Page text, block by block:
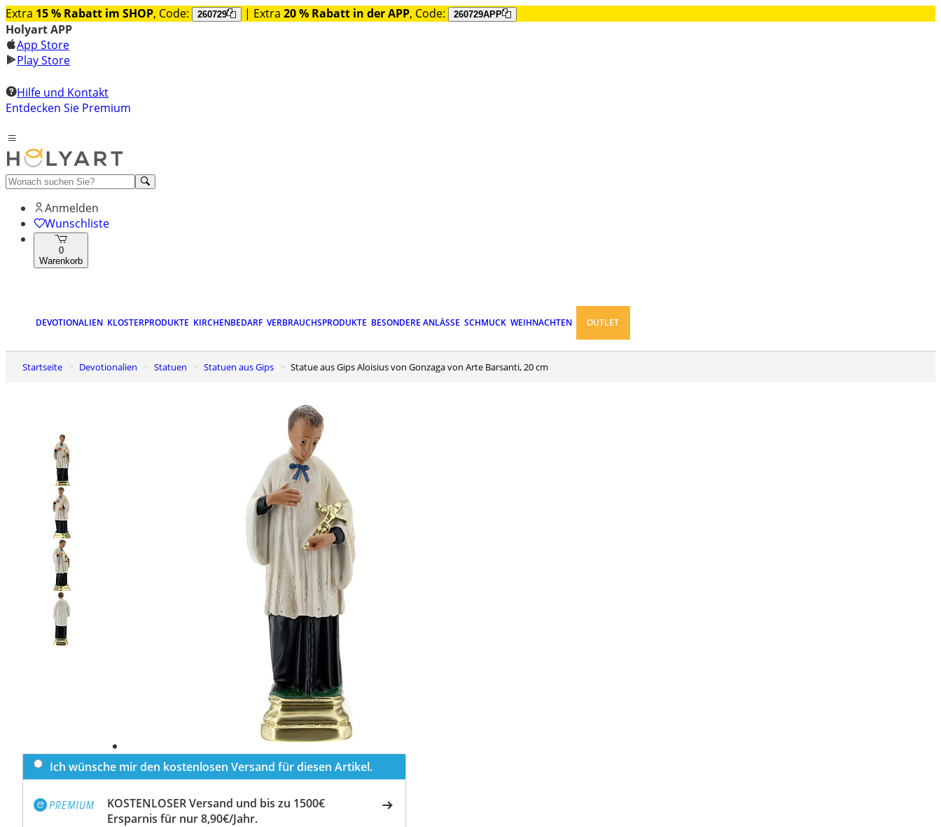
Extra 15 % Rabatt im SHOP, Code: 260729 | Extra 20 % Rabatt in der APP, Code: 260729APP
Holyart APP
App Store
Play Store
Hilfe und Kontakt
Entdecken Sie Premium
Anmelden
Wunschliste
0
Warenkorb
DEVOTIONALIEN KLOSTERPRODUKTE KIRCHENBEDARF VERBRAUCHSPRODUKTE BESONDERE ANLÄSSE SCHMUCK WEIHNACHTEN OUTLET
Startseite Devotionalien Statuen Statuen aus Gips Statue aus Gips Aloisius von Gonzaga von Arte Barsanti, 20 cm
Ich wünsche mir den kostenlosen Versand für diesen Artikel.
KOSTENLOSER Versand und bis zu 1500€
Ersparnis für nur 8,90€/Jahr.